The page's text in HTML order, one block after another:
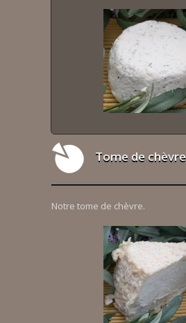
Tome de chèvre
Notre tome de chèvre.